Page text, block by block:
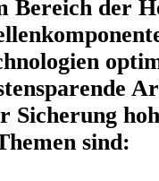
Bereich der
Sicherung
sind: